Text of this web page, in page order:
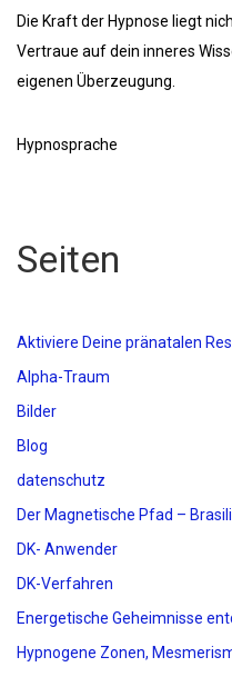
Die Kraft der Hypnose liegt
Vertraue auf dein inneres
eigenen Überzeugung.
Hypnosprache
Seiten
Aktiviere Deine pränatalen
Alpha-Traum
Bilder
Blog
datenschutz
Der Magnetische Pfad –
DK- Anwender
DK-Verfahren
Energetische Geheimnisse
Hypnogene Zonen,